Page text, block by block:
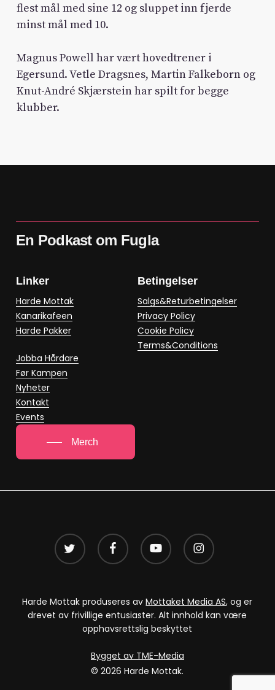
flest mål med sine 12 og sluppet inn fjerde
minst mål med 10.
Magnus Powell har vært hovedtrener i
Egersund. Vetle Dragsnes, Martin Falkeborn og
Knut-André Skjærstein har spilt for begge
klubber.
En Podkast om Fugla
Linker
Harde Mottak
Kanarikafeen
Harde Pakker
Jobba Hårdare
Før Kampen
Nyheter
Kontakt
Events
Betingelser
Salgs&Returbetingelser
Privacy Policy
Cookie Policy
Terms&Conditions
Merch
twitter facebook youtube instagram
Harde Mottak produseres avMottaket Media AS, og er
drevet av frivillige entusiaster. Alt innhold kan være
opphavsrettslig beskyttet
Bygget av TME-Media
© 2026 Harde Mottak.